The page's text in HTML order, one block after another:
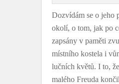
Dozvídám se o jeho
okolí, o tom, jak po
zapsány v paměti
místního kostela i
lučních květů. I to,
malého Freuda